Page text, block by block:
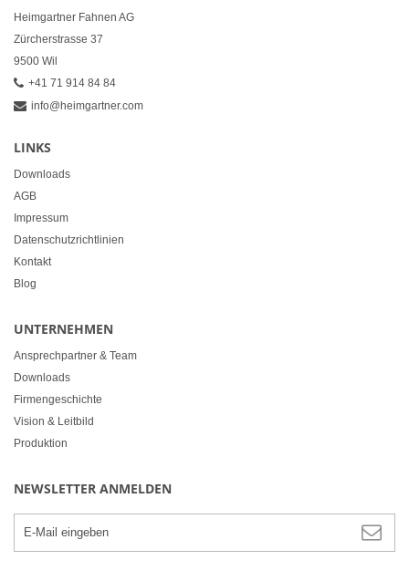
Heimgartner Fahnen AG
Zürcherstrasse 37
9500 Wil
+41 71 914 84 84
info@heimgartner.com
LINKS
Downloads
AGB
Impressum
Datenschutzrichtlinien
Kontakt
Blog
UNTERNEHMEN
Ansprechpartner & Team
Downloads
Firmengeschichte
Vision & Leitbild
Produktion
NEWSLETTER ANMELDEN